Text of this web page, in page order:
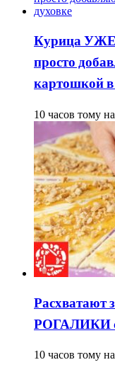
Курица
просто
картошкой в
10 часов тому
Расхватают
РОГАЛИКИ
10 часов тому